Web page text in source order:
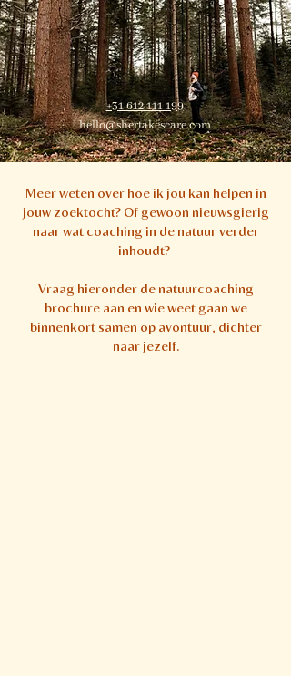
+31 612 111 199
hello@shertakescare.com
Meer weten over hoe ik jou kan helpen in
jouw zoektocht? Of gewoon nieuwsgierig
naar wat coaching in de natuur verder
inhoudt?
Vraag hieronder de natuurcoaching
brochure aan en wie weet gaan we
binnenkort samen op avontuur, dichter
naar jezelf.